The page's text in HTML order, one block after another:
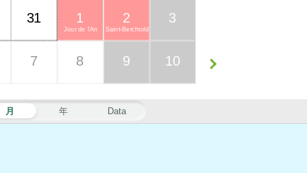
月 年 Data
31
Jour de l'An
1
Saint-Berchtold
2 3
7 8 9 10